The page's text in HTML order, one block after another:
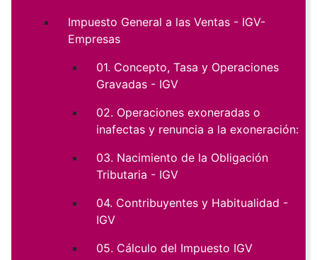
Impuesto General a las Ventas - IGV-
Empresas
01. Concepto, Tasa y Operaciones
Gravadas - IGV
02. Operaciones exoneradas o
inafectas y renuncia a la exoneración:
03. Nacimiento de la Obligación
Tributaria - IGV
04. Contribuyentes y Habitualidad -
IGV
05. Cálculo del Impuesto IGV